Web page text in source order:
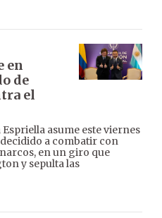
en
de
el
asume este viernes
a combatir con
en un giro que
y sepulta las